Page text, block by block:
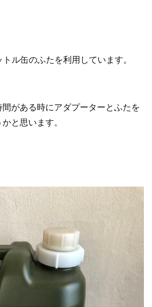
ル缶のふたを利用しています。
間がある時にアダプーターとふたを
と思います。